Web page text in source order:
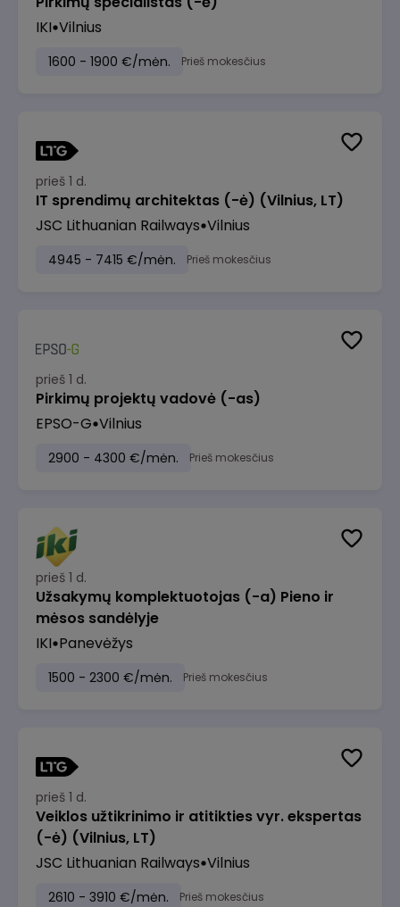
IKI Vilnius
1600 - 1900 €/mėn. Prieš mokesčius
prieš 1 d.
IT sprendimų architektas (-ė) (Vilnius, LT)
JSC Lithuanian Railways Vilnius
4945 - 7415 €/mėn. Prieš mokesčius
prieš 1 d.
Pirkimų projektų vadovė (-as)
EPSO-G Vilnius
2900 - 4300 €/mėn. Prieš mokesčius
prieš 1 d.
Užsakymų komplektuotojas (-a) Pieno ir
mėsos sandėlyje
IKI Panevėžys
1500 - 2300 €/mėn. Prieš mokesčius
prieš 1 d.
Veiklos užtikrinimo ir atitikties vyr. ekspertas
(-ė) (Vilnius, LT)
JSC Lithuanian Railways Vilnius
2610 - 3910 €/mėn. Prieš mokesčius